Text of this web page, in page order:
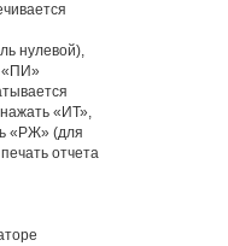
нулевой),
«ПИ»
«ИТ»,
«РЖ» (для
отчета